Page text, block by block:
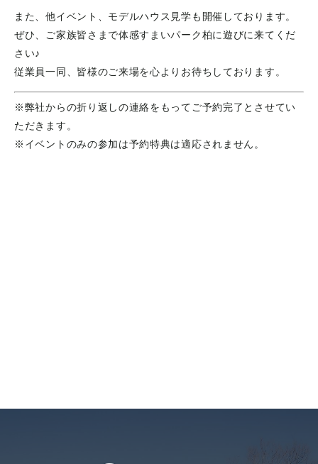
また、他イベント、モデルハウス見学も開催しております。
ぜひ、ご家族皆さまで体感すまいパーク柏に遊びに来てくだ
さい♪
従業員一同、皆様のご来場を心よりお待ちしております。
※弊社からの折り返しの連絡をもってご予約完了とさせてい
ただきます。
※イベントのみの参加は予約特典は適応されません。